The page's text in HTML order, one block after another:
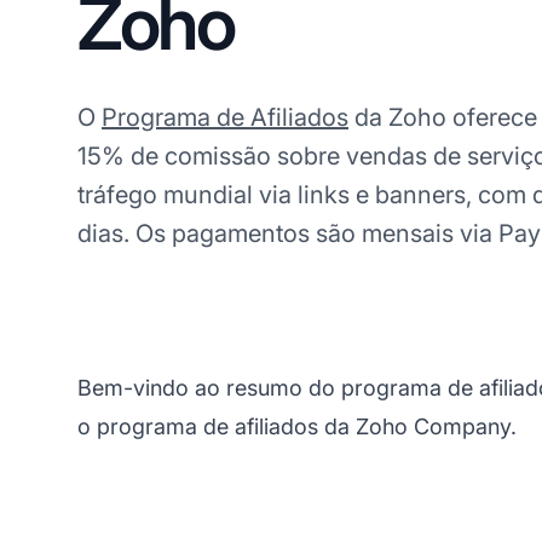
Zoho
O Programa de Afiliados da Zoho
15% de comissão sobre vendas de
tráfego mundial via links e banners, com
dias. Os pagamentos são mensais via
Bem-vindo ao resumo do programa de
o programa de afiliados da Zoho Company.